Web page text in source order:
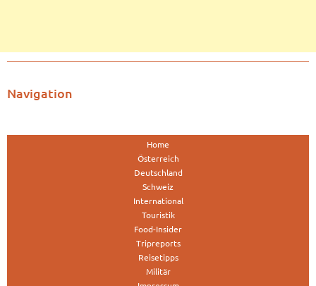
Navigation
Home
Österreich
Deutschland
Schweiz
International
Touristik
Food-Insider
Tripreports
Reisetipps
Militär